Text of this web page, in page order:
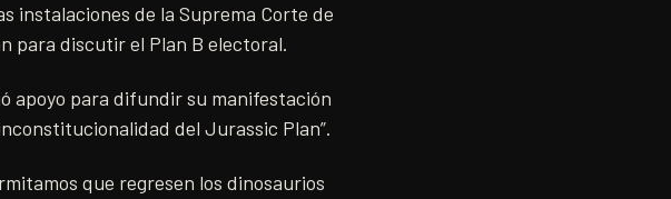
instalaciones de la Suprema Corte de
para discutir el Plan B electoral.
apoyo para difundir su manifestación
del Jurassic Plan”.
que regresen los dinosaurios